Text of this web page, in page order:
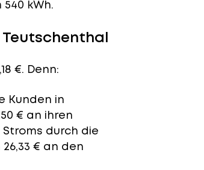
kWh.
€. Denn:
Kunden in
€ an ihren
durch die
€ an den